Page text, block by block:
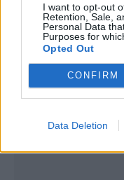
I want to opt-out
Retention, Sale,
Personal Data
Purposes for
Opted Out
CONFIRM
Data Deletion
Deputados do
Sinfónica da
certame